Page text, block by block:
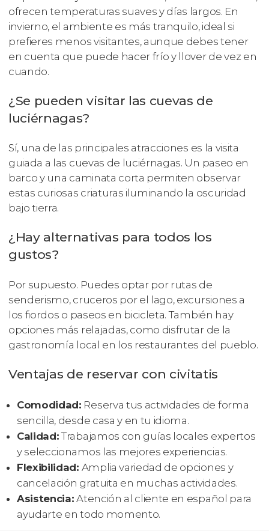
ofrecen temperaturas suaves y días largos. En
invierno, el ambiente es más tranquilo, ideal si
prefieres menos visitantes, aunque debes tener
en cuenta que puede hacer frío y llover de vez en
cuando.
¿Se pueden visitar las cuevas de
luciérnagas?
Sí, una de las principales atracciones es la visita
guiada a las cuevas de luciérnagas. Un paseo en
barco y una caminata corta permiten observar
estas curiosas criaturas iluminando la oscuridad
bajo tierra.
¿Hay alternativas para todos los
gustos?
Por supuesto. Puedes optar por rutas de
senderismo, cruceros por el lago, excursiones a
los fiordos o paseos en bicicleta. También hay
opciones más relajadas, como disfrutar de la
gastronomía local en los restaurantes del pueblo.
Ventajas de reservar con civitatis
Comodidad: Reserva tus actividades de forma
sencilla, desde casa y en tu idioma.
Calidad:Trabajamos con guías locales expertos
y seleccionamos las mejores experiencias.
Flexibilidad: Amplia variedad de opciones y
cancelación gratuita en muchas actividades.
Asistencia: Atención al cliente en español para
ayudarte en todo momento.